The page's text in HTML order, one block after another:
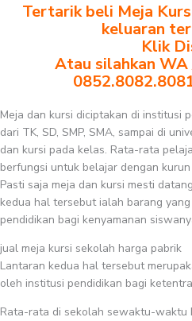
Tertarik beli Meja
keluaran
Klik
Atau silahkan WA
Meja dan kursi diciptakan di institusi
dari TK, SD, SMP, SMA, sampai di
dan kursi pada kelas. Rata-rata
berfungsi untuk belajar dengan
Pasti saja meja dan kursi mesti
kedua hal tersebut ialah barang
pendidikan bagi kenyamanan
jual meja kursi sekolah harga pabrik
Lantaran kedua hal tersebut
oleh institusi pendidikan bagi
Rata-rata di sekolah sewaktu-waktu